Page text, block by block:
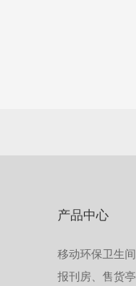
产品中心
移动环保卫生间
报刊房、售货亭